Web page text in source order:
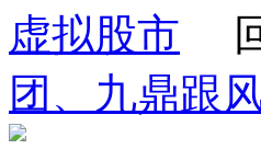
虚拟股市
团、九鼎跟